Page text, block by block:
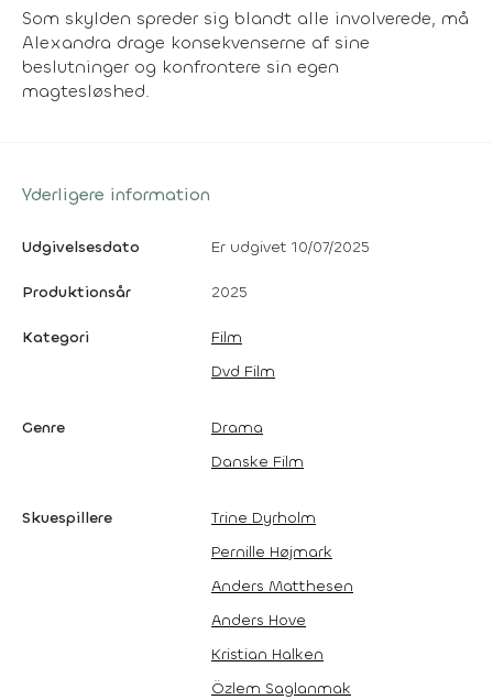
Som skylden spreder sig blandt alle involverede, må
Alexandra drage konsekvenserne af sine
beslutninger og konfrontere sin egen
magtesløshed.
Yderligere information
Udgivelsesdato Er udgivet 10/07/2025
Produktionsår 2025
Kategori
Film
Dvd Film
Genre
Drama
Danske Film
Skuespillere
Trine Dyrholm
Pernille Højmark
Anders Matthesen
Anders Hove
Kristian Halken
Özlem Saglanmak